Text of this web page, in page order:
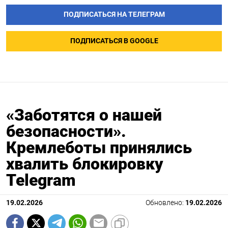
ПОДПИСАТЬСЯ НА ТЕЛЕГРАМ
ПОДПИСАТЬСЯ В GOOGLE
«Заботятся о нашей
безопасности».
Кремлеботы принялись
хвалить блокировку
Telegram
19.02.2026 Обновлено: 19.02.2026